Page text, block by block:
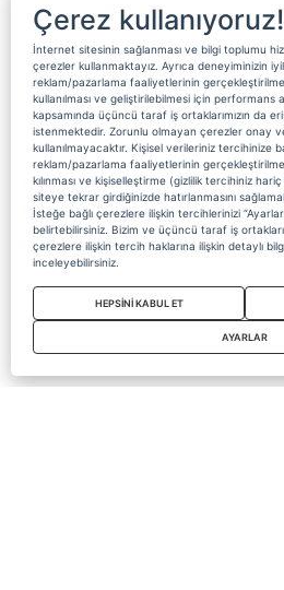
Çerez kullanıyoruz!
İnternet sitesinin sağlanması ve bilgi toplumu
çerezler kullanmaktayız. Ayrıca deneyiminizin
reklam/pazarlama faaliyetlerinin
kullanılması ve geliştirilebilmesi için performans
kapsamında üçüncü taraf iş ortaklarımızın da
istenmektedir. Zorunlu olmayan çerezler onay
kullanılmayacaktır. Kişisel verileriniz tercihinize
reklam/pazarlama faaliyetlerinin
kılınması ve kişiselleştirme (gizlilik tercihiniz
siteye tekrar girdiğinizde hatırlanmasını
İsteğe bağlı çerezlere ilişkin tercihlerinizi
belirtebilirsiniz. Bizim ve üçüncü taraf iş
çerezlere ilişkin tercih haklarına ilişkin detaylı
inceleyebilirsiniz.
HEPSİNİ KABUL ET
AYARLAR